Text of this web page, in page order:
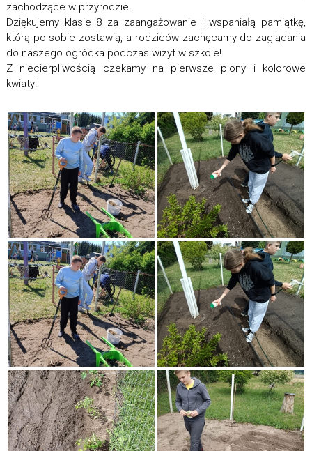
zachodzące w przyrodzie.
Dziękujemy klasie 8 za zaangażowanie i wspaniałą pamiątkę,
którą po sobie zostawią, a rodziców zachęcamy do zaglądania
do naszego ogródka podczas wizyt w szkole!
Z niecierpliwością czekamy na pierwsze plony i kolorowe
kwiaty!